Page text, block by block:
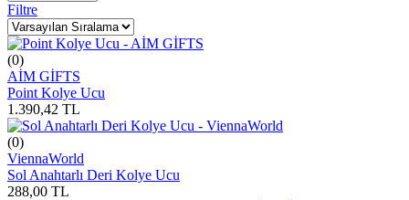
Filtre
(0)
AİM GİFTS
Point Kolye Ucu
1.390,42 TL
(0)
ViennaWorld
Sol Anahtarlı Deri Kolye Ucu
288,00 TL